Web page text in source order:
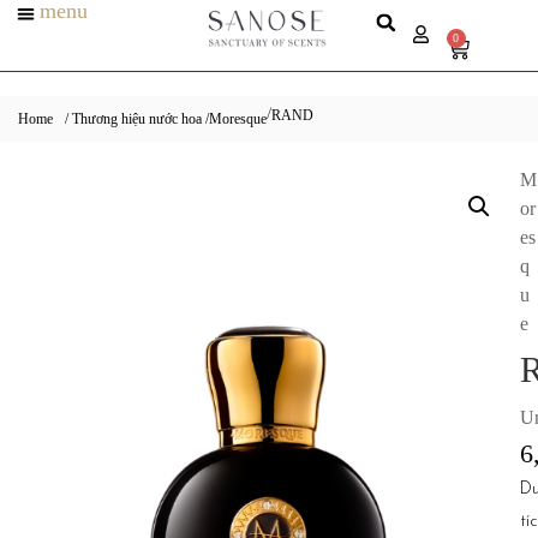
menu
0
Home / Thương hiệu nước hoa /Moresque/RAND
M
or
es
q
u
e